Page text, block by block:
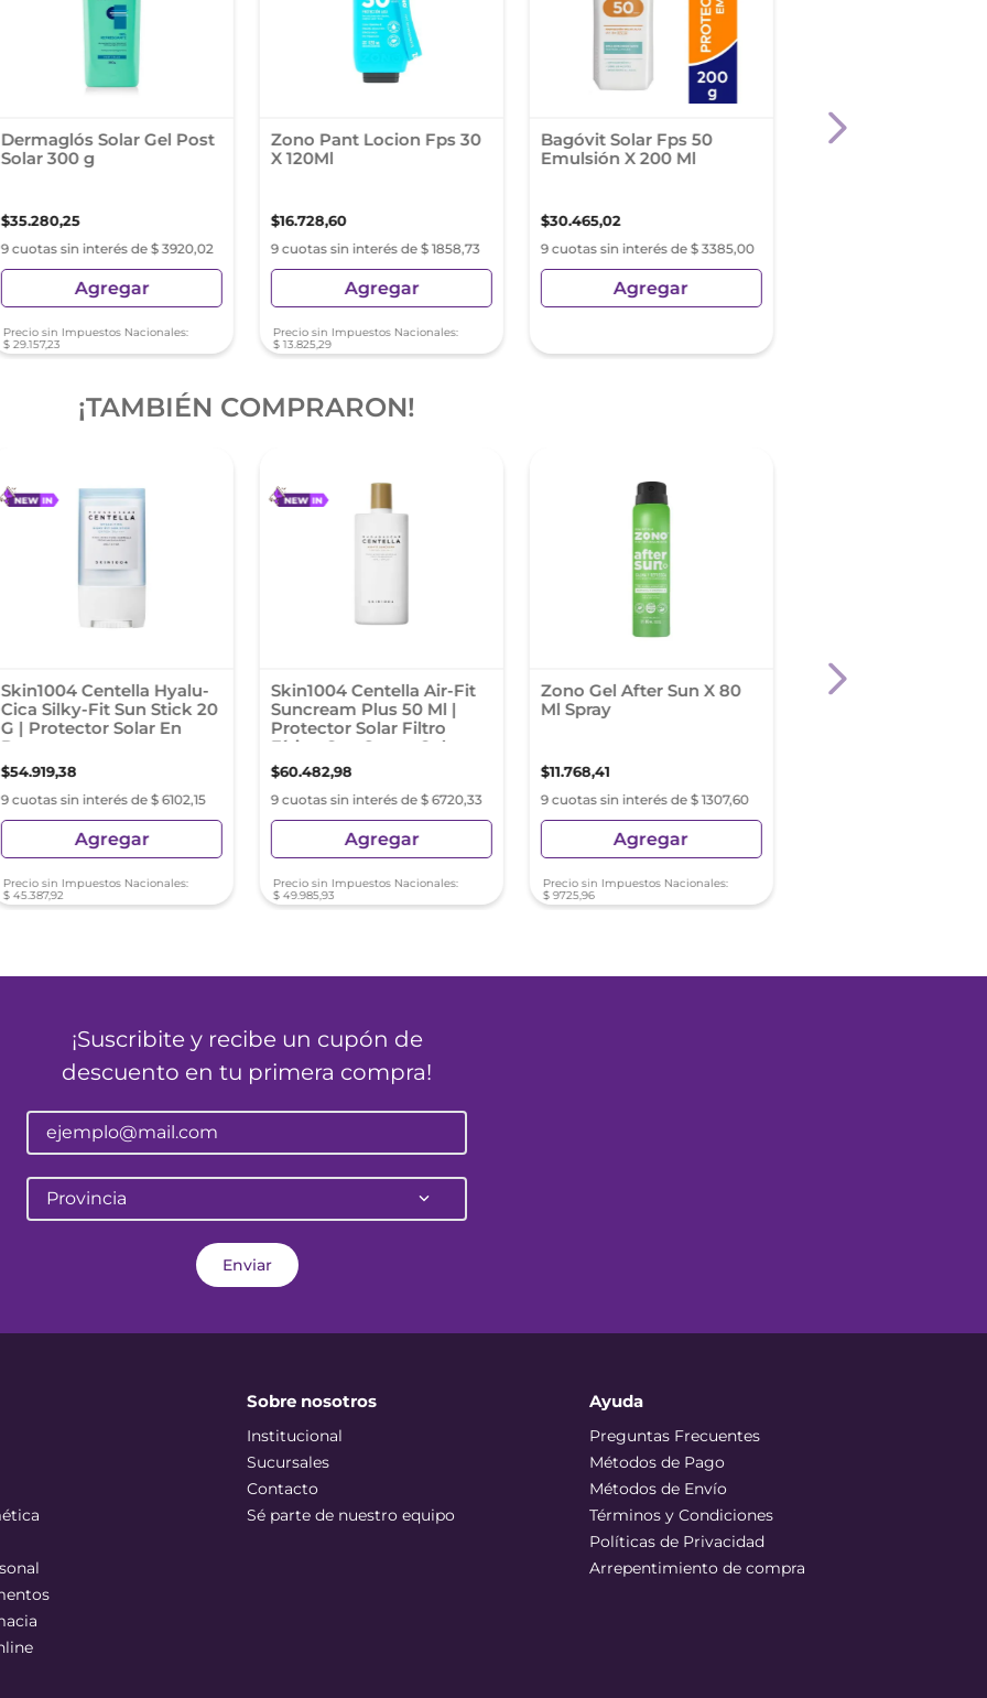
Dermaglós Solar Gel Post
Solar 300 g
$35.280,25
9 cuotas sin interés de $ 3920,02
Agregar
Precio sin Impuestos Nacionales:
$ 29.157,23
Zono Pant Locion Fps 30
X 120Ml
$16.728,60
9 cuotas sin interés de $ 1858,73
Agregar
Precio sin Impuestos Nacionales:
$ 13.825,29
Bagóvit Solar Fps 50
Emulsión X 200 Ml
$30.465,02
9 cuotas sin interés de $ 3385,00
Agregar
Hawaiian Tropic
¡TAMBIÉN COMPRARON!
Skin1004 Centella Hyalu-
Cica Silky-Fit Sun Stick 20
G | Protector Solar En
Barra
$54.919,38
9 cuotas sin interés de $ 6102,15
Agregar
Precio sin Impuestos Nacionales:
$ 45.387,92
Skin1004 Centella Air-Fit
Suncream Plus 50 Ml |
Protector Solar Filtro
Físico Con Suave Color
$60.482,98
9 cuotas sin interés de $ 6720,33
Agregar
Precio sin Impuestos Nacionales:
$ 49.985,93
Zono Gel After Sun X 80
Ml Spray
$11.768,41
9 cuotas sin interés de $ 1307,60
Agregar
Precio sin Impuestos Nacionales:
$ 9725,96
Neutrogena
¡Suscribite y recibe un cupón de
descuento en tu primera compra!
Provincia
Enviar
Sobre nosotros
Institucional
Sucursales
Contacto
Sé parte de nuestro equipo
Ayuda
Preguntas Frecuentes
Métodos de Pago
Métodos de Envío
Términos y Condiciones
Políticas de Privacidad
Arrepentimiento de compra